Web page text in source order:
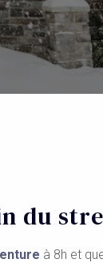
du
à 8h et